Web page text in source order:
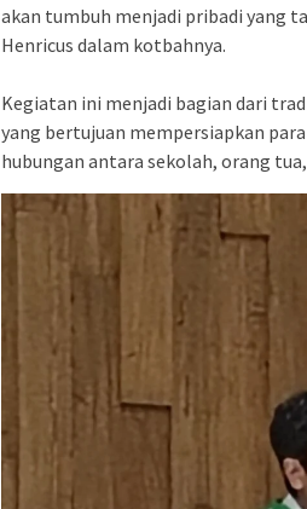
akan tumbuh menjadi pribadi yang
Henricus dalam kotbahnya.
Kegiatan ini menjadi bagian dari
yang bertujuan mempersiapkan
hubungan antara sekolah, orang tua,